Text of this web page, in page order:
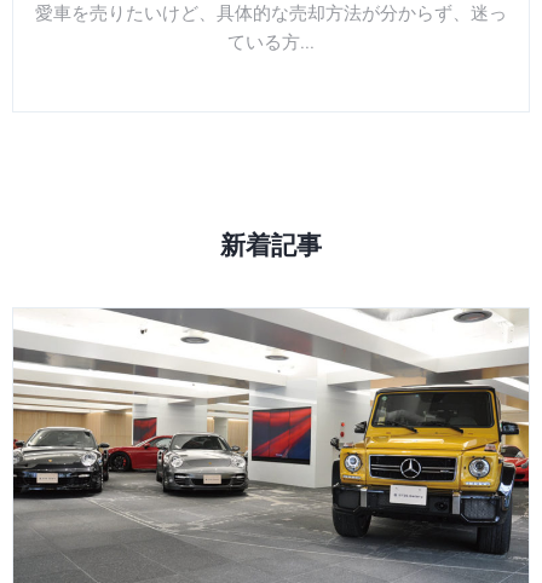
愛車を売りたいけど、具体的な売却方法が分からず、迷っ
ている方...
新着記事